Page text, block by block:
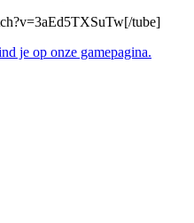
tube]
je op onze gamepagina.